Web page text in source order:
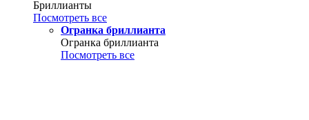
Бриллианты
Посмотреть все
Огранка бриллианта
Огранка бриллианта
Посмотреть все